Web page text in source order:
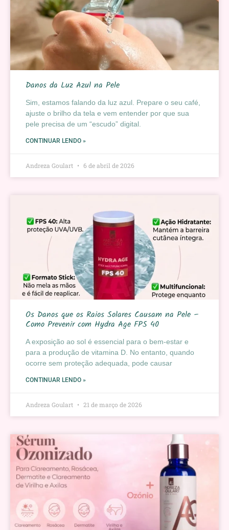
Danos da Luz Azul na Pele
Sim, estamos falando da luz azul. Prepare o seu café,
ajuste o brilho da tela e vem entender por que sua
pele precisa de um “escudo” digital.
CONTINUAR LENDO »
Andreza Goulart 6 de abril de 2026
Os Danos que os Raios Solares Causam na Pele –
Como Prevenir com Hydra Age FPS 40
A exposição ao sol é essencial para o bem-estar e
para a produção de vitamina D. No entanto, quando
ocorre sem proteção adequada, pode causar
CONTINUAR LENDO »
Andreza Goulart 21 de março de 2026